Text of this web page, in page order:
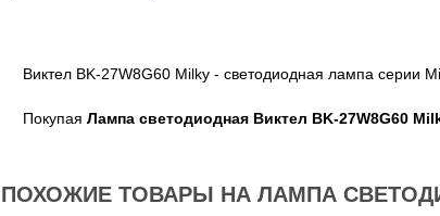
Виктел BK-27W8G60 Milky - светодиодная лампа серии
Покупая Лампа светодиодная Виктел BK-27W8G60
ПОХОЖИЕ ТОВАРЫ НА ЛАМПА